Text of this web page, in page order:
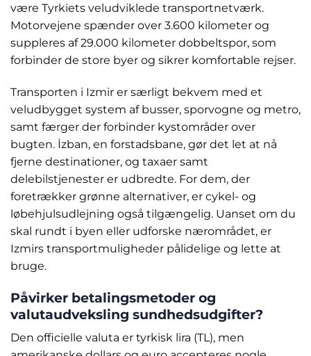
være Tyrkiets veludviklede transportnetværk.
Motorvejene spænder over 3.600 kilometer og
suppleres af 29.000 kilometer dobbeltspor, som
forbinder de store byer og sikrer komfortable rejser.
Transporten i Izmir er særligt bekvem med et
veludbygget system af busser, sporvogne og metro,
samt færger der forbinder kystområder over
bugten. İzban, en forstadsbane, gør det let at nå
fjerne destinationer, og taxaer samt
delebilstjenester er udbredte. For dem, der
foretrækker grønne alternativer, er cykel- og
løbehjulsudlejning også tilgængelig. Uanset om du
skal rundt i byen eller udforske nærområdet, er
Izmirs transportmuligheder pålidelige og lette at
bruge.
Påvirker betalingsmetoder og
valutaudveksling sundhedsudgifter?
Den officielle valuta er tyrkisk lira (TL), men